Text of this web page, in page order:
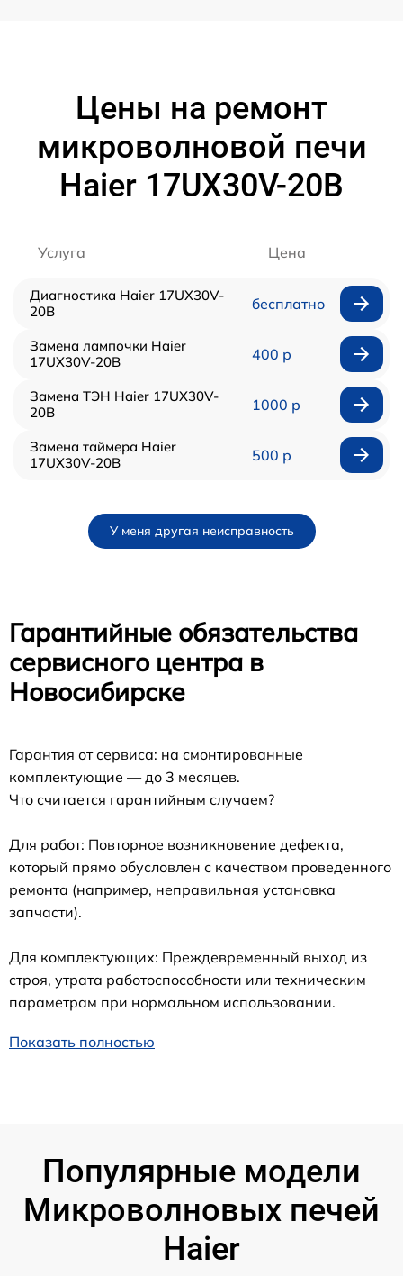
Цены на ремонт
микроволновой печи
Haier 17UX30V-20B
Услуга Цена
Диагностика Haier 17UX30V-
20B
бесплатно
Замена лампочки Haier
17UX30V-20B
400 р
Замена ТЭН Haier 17UX30V-
20B
1000 р
Замена таймера Haier
17UX30V-20B
500 р
У меня другая неисправность
Гарантийные обязательства
сервисного центра в
Новосибирске
Гарантия от сервиса: на смонтированные
комплектующие — до 3 месяцев.
Что считается гарантийным случаем?
Для работ: Повторное возникновение дефекта,
который прямо обусловлен с качеством проведенного
ремонта (например, неправильная установка
запчасти).
Для комплектующих: Преждевременный выход из
строя, утрата работоспособности или техническим
параметрам при нормальном использовании.
Показать полностью
Популярные модели
Микроволновых печей
Haier